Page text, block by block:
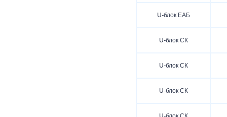
U-блок ЕАБ
U-блок СК
U-блок СК
U-блок СК